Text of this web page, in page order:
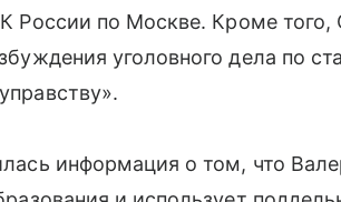
России по Москве. Кроме
уголовного дела по
информация о том, что